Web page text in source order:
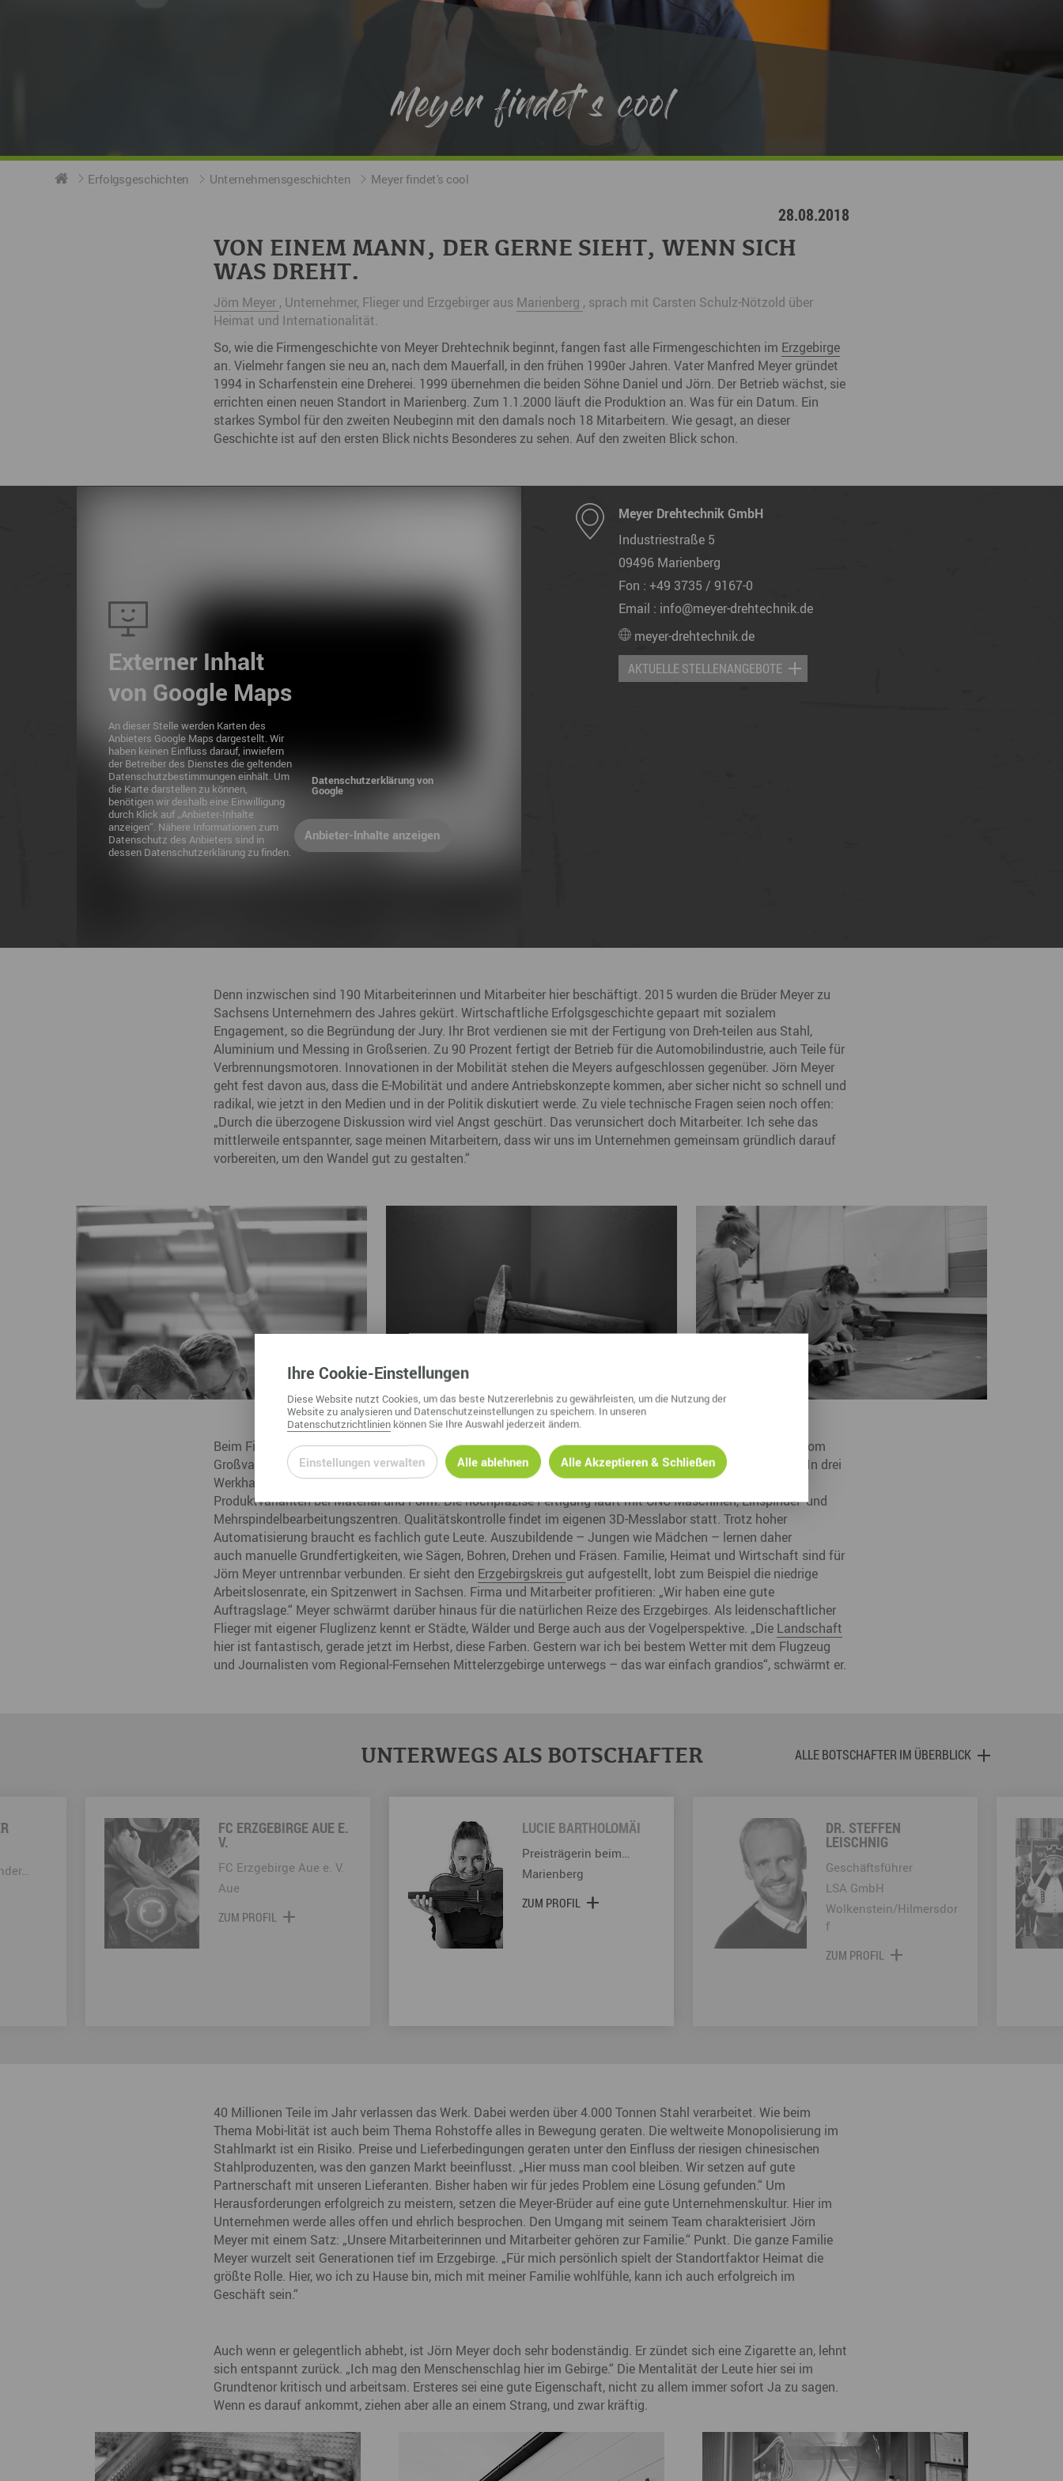
Nah dran am Abgrund Olympische Winterspiele 2026
Meyer findet's cool
Erfolgsgeschichten Unternehmensgeschichten Meyer findet's cool
28.08.2018
VON EINEM MANN, DER GERNE SIEHT, WENN SICH
WAS DREHT.
Jörn Meyer , Unternehmer, Flieger und Erzgebirger aus Marienberg , sprach mit Carsten Schulz-Nötzold über
Heimat und Internationalität.
So, wie die Firmengeschichte von Meyer Drehtechnik beginnt, fangen fast alle Firmengeschichten im Erzgebirge
an. Vielmehr fangen sie neu an, nach dem Mauerfall, in den frühen 1990er Jahren. Vater Manfred Meyer gründet
1994 in Scharfenstein eine Dreherei. 1999 übernehmen die beiden Söhne Daniel und Jörn. Der Betrieb wächst, sie
errichten einen neuen Standort in Marienberg. Zum 1.1.2000 läuft die Produktion an. Was für ein Datum. Ein
starkes Symbol für den zweiten Neubeginn mit den damals noch 18 Mitarbeitern. Wie gesagt, an dieser
Geschichte ist auf den ersten Blick nichts Besonderes zu sehen. Auf den zweiten Blick schon.
Externer Inhalt
von Google Maps
An dieser Stelle werden Karten des
Anbieters Google Maps dargestellt. Wir
haben keinen Einfluss darauf, inwiefern
der Betreiber des Dienstes die geltenden
Datenschutzbestimmungen einhält. Um
die Karte darstellen zu können,
benötigen wir deshalb eine Einwilligung
durch Klick auf „Anbieter-Inhalte
anzeigen“. Nähere Informationen zum
Datenschutz des Anbieters sind in
dessen Datenschutzerklärung zu finden.
Datenschutzerklärung von
Google
Anbieter-Inhalte anzeigen
Meyer Drehtechnik GmbH
Industriestraße 5
09496 Marienberg
Fon : +49 3735 / 9167-0
Email : info@meyer-drehtechnik.de
meyer-drehtechnik.de
AKTUELLE STELLENANGEBOTE
Denn inzwischen sind 190 Mitarbeiterinnen und Mitarbeiter hier beschäftigt. 2015 wurden die Brüder Meyer zu
Sachsens Unternehmern des Jahres gekürt. Wirtschaftliche Erfolgsgeschichte gepaart mit sozialem
Engagement, so die Begründung der Jury. Ihr Brot verdienen sie mit der Fertigung von Dreh-teilen aus Stahl,
Aluminium und Messing in Großserien. Zu 90 Prozent fertigt der Betrieb für die Automobilindustrie, auch Teile für
Verbrennungsmotoren. Innovationen in der Mobilität stehen die Meyers aufgeschlossen gegenüber. Jörn Meyer
geht fest davon aus, dass die E-Mobilität und andere Antriebskonzepte kommen, aber sicher nicht so schnell und
radikal, wie jetzt in den Medien und in der Politik diskutiert werde. Zu viele technische Fragen seien noch offen:
„Durch die überzogene Diskussion wird viel Angst geschürt. Das verunsichert doch Mitarbeiter. Ich sehe das
mittlerweile entspannter, sage meinen Mitarbeitern, dass wir uns im Unternehmen gemeinsam gründlich darauf
vorbereiten, um den Wandel gut zu gestalten.“
Beim Firmenrundgang bleibt Jörn Meyer als erstes vor einer Vitrine stehen. Darin liegt der uralte Hammer vom
Großvater. Es war eines der ersten Werkzeuge, das aus den frühen Tagen der Firmengründung noch da ist. In drei
Werkhallen wird rund um die Uhr produziert, eine weitere Halle ist für Logistik bestimmt. Vielfältig sind die
Produktvarianten bei Material und Form. Die hochpräzise Fertigung läuft mit CNC-Maschinen, Einspindel- und
Mehrspindelbearbeitungszentren. Qualitätskontrolle findet im eigenen 3D-Messlabor statt. Trotz hoher
Automatisierung braucht es fachlich gute Leute. Auszubildende – Jungen wie Mädchen – lernen daher
auch manuelle Grundfertigkeiten, wie Sägen, Bohren, Drehen und Fräsen. Familie, Heimat und Wirtschaft sind für
Jörn Meyer untrennbar verbunden. Er sieht den Erzgebirgskreis gut aufgestellt, lobt zum Beispiel die niedrige
Arbeitslosenrate, ein Spitzenwert in Sachsen. Firma und Mitarbeiter profitieren: „Wir haben eine gute
Auftragslage.“ Meyer schwärmt darüber hinaus für die natürlichen Reize des Erzgebirges. Als leidenschaftlicher
Flieger mit eigener Fluglizenz kennt er Städte, Wälder und Berge auch aus der Vogelperspektive. „Die Landschaft
hier ist fantastisch, gerade jetzt im Herbst, diese Farben. Gestern war ich bei bestem Wetter mit dem Flugzeug
und Journalisten vom Regional-Fernsehen Mittelerzgebirge unterwegs – das war einfach grandios“, schwärmt er.
UNTERWEGS ALS BOTSCHAFTER ALLE BOTSCHAFTER IM ÜBERBLICK
FC ERZGEBIRGE AUE E.
V.
FC Erzgebirge Aue e. V.
Aue
ZUM PROFIL
LUCIE BARTHOLOMÄI
Preisträgerin beim…
Marienberg
ZUM PROFIL
DR. STEFFEN
LEISCHNIG
Geschäftsführer
LSA GmbH
Wolkenstein/Hilmersdor
f
ZUM PROFIL
40 Millionen Teile im Jahr verlassen das Werk. Dabei werden über 4.000 Tonnen Stahl verarbeitet. Wie beim
Thema Mobi-lität ist auch beim Thema Rohstoffe alles in Bewegung geraten. Die weltweite Monopolisierung im
Stahlmarkt ist ein Risiko. Preise und Lieferbedingungen geraten unter den Einfluss der riesigen chinesischen
Stahlproduzenten, was den ganzen Markt beeinflusst. „Hier muss man cool bleiben. Wir setzen auf gute
Partnerschaft mit unseren Lieferanten. Bisher haben wir für jedes Problem eine Lösung gefunden.“ Um
Herausforderungen erfolgreich zu meistern, setzen die Meyer-Brüder auf eine gute Unternehmenskultur. Hier im
Unternehmen werde alles offen und ehrlich besprochen. Den Umgang mit seinem Team charakterisiert Jörn
Meyer mit einem Satz: „Unsere Mitarbeiterinnen und Mitarbeiter gehören zur Familie.“ Punkt. Die ganze Familie
Meyer wurzelt seit Generationen tief im Erzgebirge. „Für mich persönlich spielt der Standortfaktor Heimat die
größte Rolle. Hier, wo ich zu Hause bin, mich mit meiner Familie wohlfühle, kann ich auch erfolgreich im
Geschäft sein.“
Auch wenn er gelegentlich abhebt, ist Jörn Meyer doch sehr bodenständig. Er zündet sich eine Zigarette an, lehnt
sich entspannt zurück. „Ich mag den Menschenschlag hier im Gebirge.“ Die Mentalität der Leute hier sei im
Grundtenor kritisch und arbeitsam. Ersteres sei eine gute Eigenschaft, nicht zu allem immer sofort Ja zu sagen.
Wenn es darauf ankommt, ziehen aber alle an einem Strang, und zwar kräftig.
Ihre Cookie-Einstellungen
DieseWebsite nutzt Cookies, um das beste Nutzererlebnis zu gewährleisten, um die Nutzung der
Websitezu analysieren und Datenschutzeinstellungen zu speichern. In unseren
Datenschutzrichtlinien können Sie Ihre Auswahl jederzeit ändern.
Einstellungen verwalten Alle ablehnen Alle Akzeptieren & Schließen